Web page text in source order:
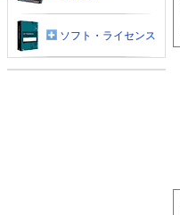
ソフト・ライセンス